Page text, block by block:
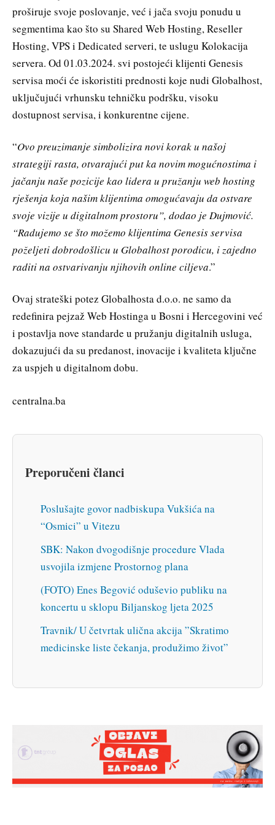
proširuje svoje poslovanje, već i jača svoju ponudu u
segmentima kao što su Shared Web Hosting, Reseller
Hosting, VPS i Dedicated serveri, te uslugu Kolokacija
servera. Od 01.03.2024. svi postojeći klijenti Genesis
servisa moći će iskoristiti prednosti koje nudi Globalhost,
uključujući vrhunsku tehničku podršku, visoku
dostupnost servisa, i konkurentne cijene.
“Ovo preuzimanje simbolizira novi korak u našoj
strategiji rasta, otvarajući put ka novim mogućnostima i
jačanju naše pozicije kao lidera u pružanju web hosting
rješenja koja našim klijentima omogućavaju da ostvare
svoje vizije u digitalnom prostoru”, dodao je Dujmović.
“Radujemo se što možemo klijentima Genesis servisa
poželjeti dobrodošlicu u Globalhost porodicu, i zajedno
raditi na ostvarivanju njihovih online ciljeva.”
Ovaj strateški potez Globalhosta d.o.o. ne samo da
redefinira pejzaž Web Hostinga u Bosni i Hercegovini već
i postavlja nove standarde u pružanju digitalnih usluga,
dokazujući da su predanost, inovacije i kvaliteta ključne
za uspjeh u digitalnom dobu.
centralna.ba
Preporučeni članci
Poslušajte govor nadbiskupa Vukšića na
“Osmici” u Vitezu
SBK: Nakon dvogodišnje procedure Vlada
usvojila izmjene Prostornog plana
(FOTO) Enes Begović oduševio publiku na
koncertu u sklopu Biljanskog ljeta 2025
Travnik/ U četvrtak ulična akcija ”Skratimo
medicinske liste čekanja, produžimo život”